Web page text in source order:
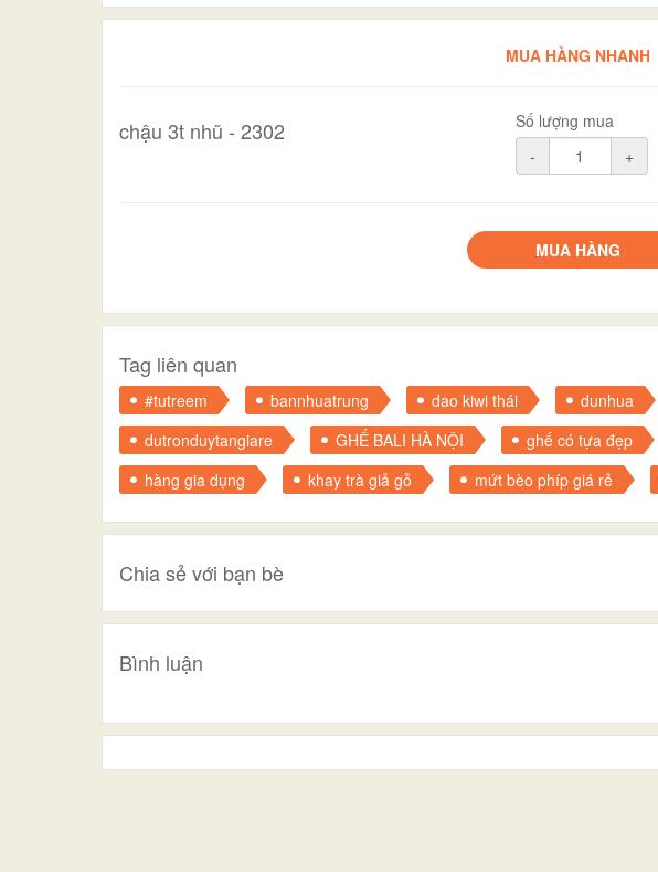
MUA HÀNG NHANH
chậu 3t nhũ - 2302
Số lượng mua
-
+
MUA HÀNG
Tag liên quan
#tutreem bannhuatrung dao kiwi thái dunhua
dutronduytangiare
GHẾ BALI HÀ NỘI ghế có tựa đẹp
hàng gia dụng
khay trà giả gỗ mứt bèo phíp giá rẻ
Chia sẻ với bạn bè
Bình luận